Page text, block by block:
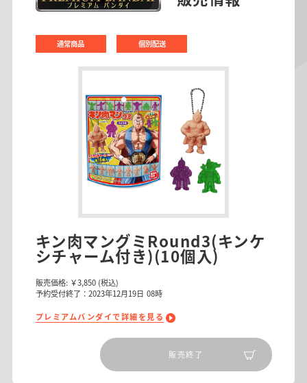
通常商品 個別配送
キン肉マングミRound3(キンケ
シチャーム付き)(10個入)
販売価格: ￥3,850 (税込)
予約受付終了：2023年12月19日 08時
プレミアムバンダイで詳細を見る
販売終了